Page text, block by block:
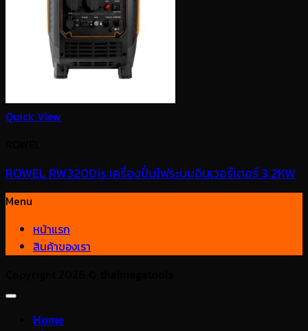
Quick View
ROWEL RW3200is เครื่องปั่นไฟระบบอินเวอร์เตอร์ 3.2KW
Menu
หน้าแรก
สินค้าของเรา
Home